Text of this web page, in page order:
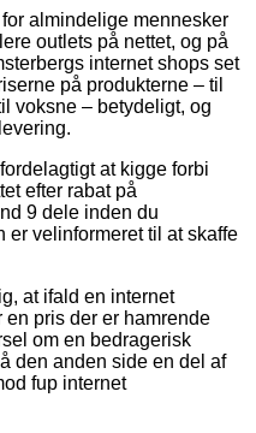
almindelige mennesker
outlets på nettet, og på
internet shops set
på produkterne – til
voksne – betydeligt, og
at kigge forbi
efter rabat på
9 dele inden du
er velinformeret til at skaffe
at ifald en internet
pris der er hamrende
om en bedragerisk
den anden side en del af
fup internet